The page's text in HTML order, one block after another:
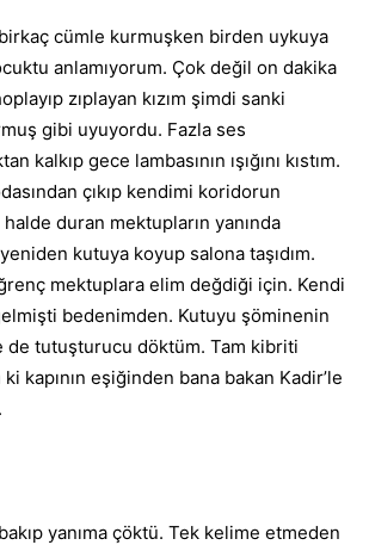
cümle kurmuşken birden uykuya
anlamıyorum. Çok değil on dakika
zıplayan kızım şimdi sanki
gibi uyuyordu. Fazla ses
kalkıp gece lambasının ışığını kıstım.
çıkıp kendimi koridorun
halde duran mektupların yanında
kutuya koyup salona taşıdım.
mektuplara elim değdiği için. Kendi
bedenimden. Kutuyu şöminenin
de tutuşturucu döktüm. Tam kibriti
ki kapının eşiğinden bana bakan Kadir’le
yanıma çöktü. Tek kelime etmeden